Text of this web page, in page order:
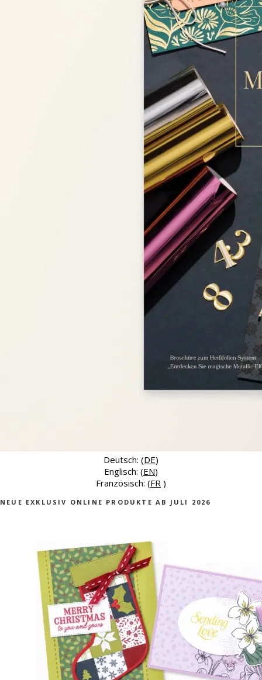
Deutsch: (DE)
Englisch: (EN)
Französisch: (FR )
NEUE EXKLUSIV ONLINE PRODUKTE AB JULI 2026